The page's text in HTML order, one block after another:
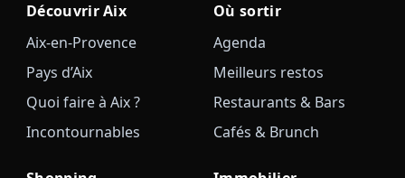
Découvrir Aix
Aix-en-Provence
Pays d’Aix
Quoi faire à Aix ?
Incontournables
Où sortir
Agenda
Meilleurs restos
Restaurants & Bars
Cafés & Brunch